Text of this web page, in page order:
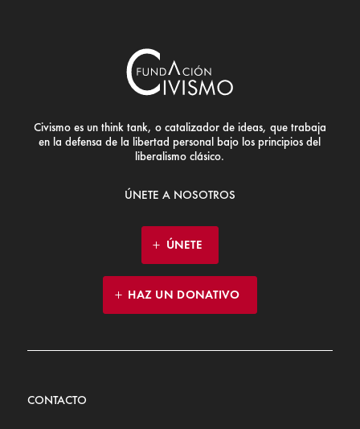
Civismo es un think tank, o catalizador de ideas, que trabaja
en la defensa de la libertad personal bajo los principios del
liberalismo clásico.
ÚNETE A NOSOTROS
ÚNETE
HAZ UN DONATIVO
CONTACTO